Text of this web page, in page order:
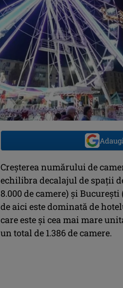
Creșterea numărului de
echilibra decalajul de spații
8.000 de camere) și
de aici este dominată de
care este și cea mai mare
un total de 1.386 de camere.